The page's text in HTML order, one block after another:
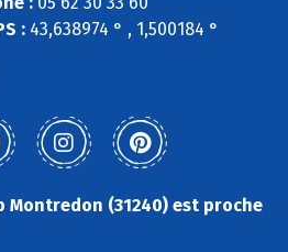
: 43,638974 ° , 1,500184 °
Montredon (31240) est proche